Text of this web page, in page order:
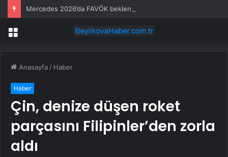
Mercedes 2026’da FAVÖK beklentisini aştı
Menü
Anasayfa / Haber
Haber
Çin, denize düşen roket
parçasını Filipinler’den zorla
aldı